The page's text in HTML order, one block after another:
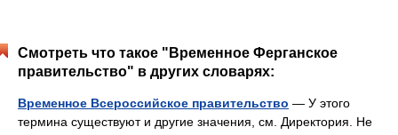
Смотреть что такое "Временное Ферганское
правительство" в других словарях:
Временное Всероссийское правительство — У этого
термина существуют и другие значения, см. Директория. Не